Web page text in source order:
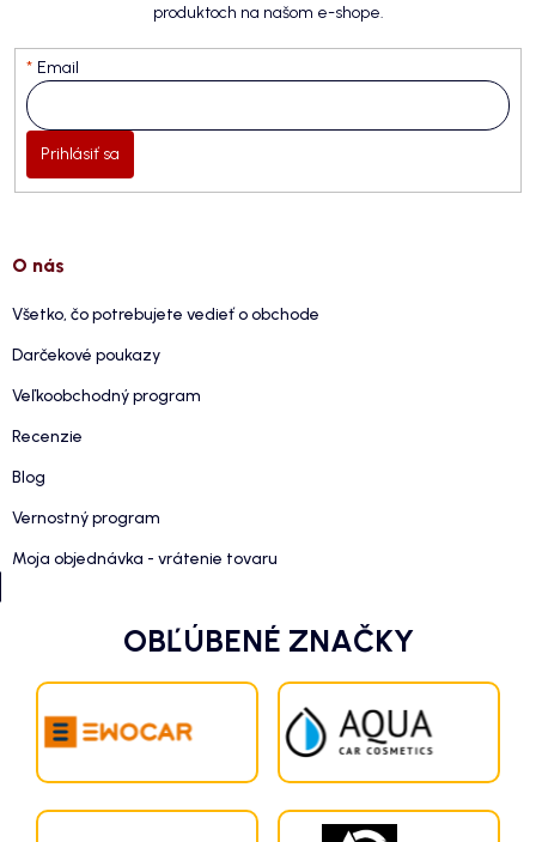
produktoch na našom e-shope.
Email
Prihlásiť sa
O nás
Všetko, čo potrebujete vedieť o obchode
Darčekové poukazy
Veľkoobchodný program
Recenzie
Blog
Vernostný program
Moja objednávka - vrátenie tovaru
OBĽÚBENÉ ZNAČKY